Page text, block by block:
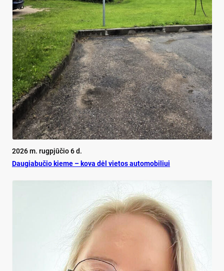
2026 m. rugpjūčio 6 d.
Dau­gia­bu­čio kie­me – ko­va dėl vie­tos au­to­mo­bi­liui